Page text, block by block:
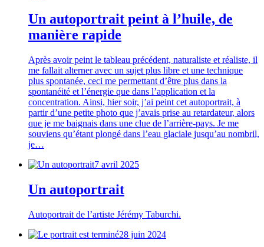
Un autoportrait peint à l’huile, de
manière rapide
Après avoir peint le tableau précédent, naturaliste et réaliste, il
me fallait alterner avec un sujet plus libre et une technique
plus spontanée, ceci me permettant d’être plus dans la
spontanéité et l’énergie que dans l’application et la
concentration. Ainsi, hier soir, j’ai peint cet autoportrait, à
partir d’une petite photo que j’avais prise au retardateur, alors
que je me baignais dans une clue de l’arrière-pays. Je me
souviens qu’étant plongé dans l’eau glaciale jusqu’au nombril,
je…
7 avril 2025
Un autoportrait
Autoportrait de l’artiste Jérémy Taburchi.
28 juin 2024